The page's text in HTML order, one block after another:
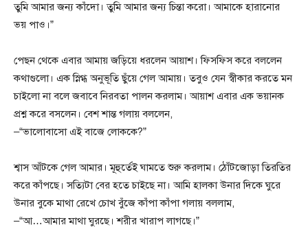
তুমি আমার জন্য কাঁদো। তুমি আমার জন্য চিন্তা করো। আমাকে হারানোর
ভয় পাও।”
পেছন থেকে এবার আমায় জড়িয়ে ধরলেন আয়াশ। ফিসফিস করে বললেন
কথাগুলো। এক স্নিগ্ধ অনুভূতি ছুঁয়ে গেল আমায়। তবুও যেন স্বীকার করতে মন
চাইলো না বলে জবাবে নিরবতা পালন করলাম। আয়াশ এবার এক ভয়ানক
প্রশ্ন করে বসলেন। বেশ শান্ত গলায় বললেন,
–“ভালোবাসো এই বাজে লোককে?”
শ্বাস আঁটকে গেল আমার। মূহুর্তেই ঘামতে শুরু করলাম। ঠোঁটজোড়া তিরতির
করে কাঁপছে। সত্যিটা বের হতে চাইছে না। আমি হালকা উনার দিকে ঘুরে
উনার বুকে মাথা রেখে চোখ বুঁজে কাঁপা কাঁপা গলায় বললাম,
–“আ…আমার মাথা ঘুরছে। শরীর খারাপ লাগছে।”